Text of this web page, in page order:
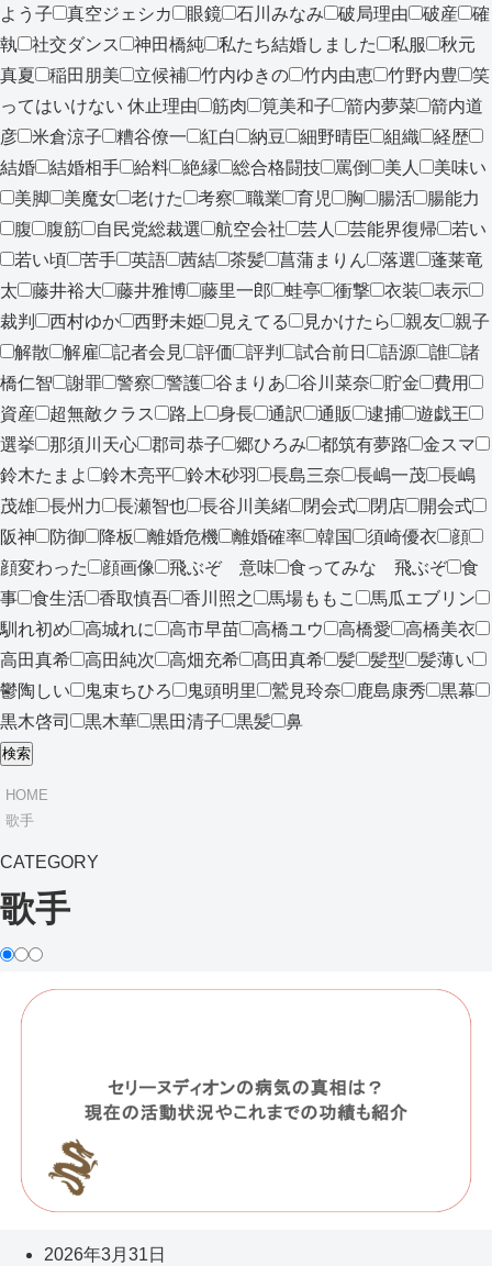
よう子
真空ジェシカ 眼鏡 石川みなみ 破局理由 破産
確
執
社交ダンス 神田橋純 私たち結婚しました 私服
秋元
真夏
稲田朋美 立候補 竹内ゆきの 竹内由恵 竹野内豊
笑
ってはいけない 休止理由
筋肉 筧美和子 箭内夢菜
箭内道
彦
米倉涼子 糟谷僚一 紅白 納豆 細野晴臣 組織
経歴
結婚
結婚相手 給料 絶縁 総合格闘技 罵倒 美人
美味い
美脚
美魔女 老けた 考察 職業 育児 胸 腸活
腸能力
腹
腹筋 自民党総裁選 航空会社 芸人 芸能界復帰
若い
若い頃
苦手 英語 茜結 茶髪 菖蒲まりん 落選
蓬莱竜
太
藤井裕大 藤井雅博 藤里一郎 蛙亭 衝撃 衣装
表示
裁判
西村ゆか 西野未姫 見えてる 見かけたら 親友
親子
解散
解雇 記者会見 評価 評判 試合前日 語源 誰
諸
橋仁智
謝罪 警察 警護 谷まりあ 谷川菜奈 貯金
費用
資産
超無敵クラス 路上 身長 通訳 通販 逮捕
遊戯王
選挙
那須川天心 郡司恭子 郷ひろみ 都筑有夢路
金スマ
鈴木たまよ
鈴木亮平 鈴木砂羽 長島三奈 長嶋一茂
長嶋
茂雄
長州力 長瀬智也 長谷川美緒 閉会式 閉店
開会式
阪神
防御 降板 離婚危機 離婚確率 韓国 須崎優衣
顔
顔変わった
顔画像 飛ぶぞ 意味 食ってみな 飛ぶぞ
食
事
食生活 香取慎吾 香川照之 馬場ももこ
馬瓜エブリン
馴れ初め
高城れに 高市早苗 高橋ユウ 高橋愛
高橋美衣
高田真希
高田純次 高畑充希 髙田真希 髪 髪型
髪薄い
鬱陶しい
鬼束ちひろ 鬼頭明里 鷲見玲奈 鹿島康秀
黒幕
黒木啓司
黒木華 黒田清子 黒髪 鼻
検索
HOME
歌手
CATEGORY
歌手
2026年3月31日